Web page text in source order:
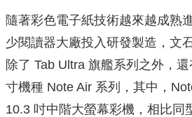
隨著彩色電子紙技術越來越成熟
少閱讀器大廠投入研發製造，文
除了 Tab Ultra 旗艦系列之外，
寸機種 Note Air 系列，其中，
10.3 吋中階大螢幕彩機，相比同